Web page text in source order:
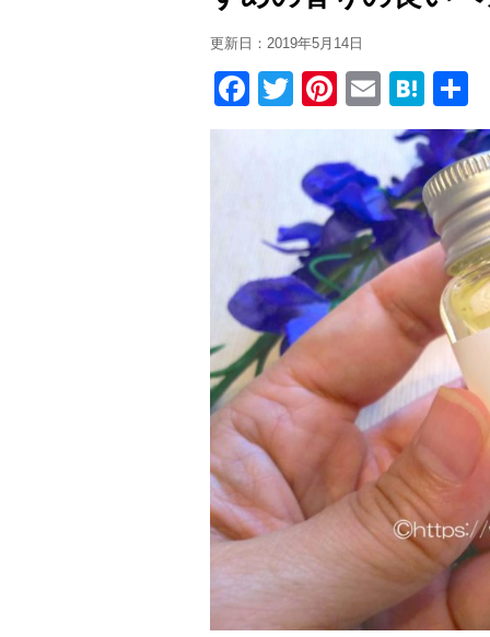
更新日： 2019年5月14日
F
a
o
k
T
wi
tt
er
Pi
nt
er
e
st
E
m
ail
H
at
e
n
a